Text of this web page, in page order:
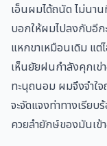
เอ็นผมได้ถนัด ไม่นาน
บอกให้ผมไปลงกับอี
แหกขาเหมือนเดิม แ
เห็นยัยฝนกำลังคุกเข่
ทะนุถนอม ผมจึงจำใ
จะจัดแจงท่าทางเรีย
ควยลำยักษ์ของมันเข้